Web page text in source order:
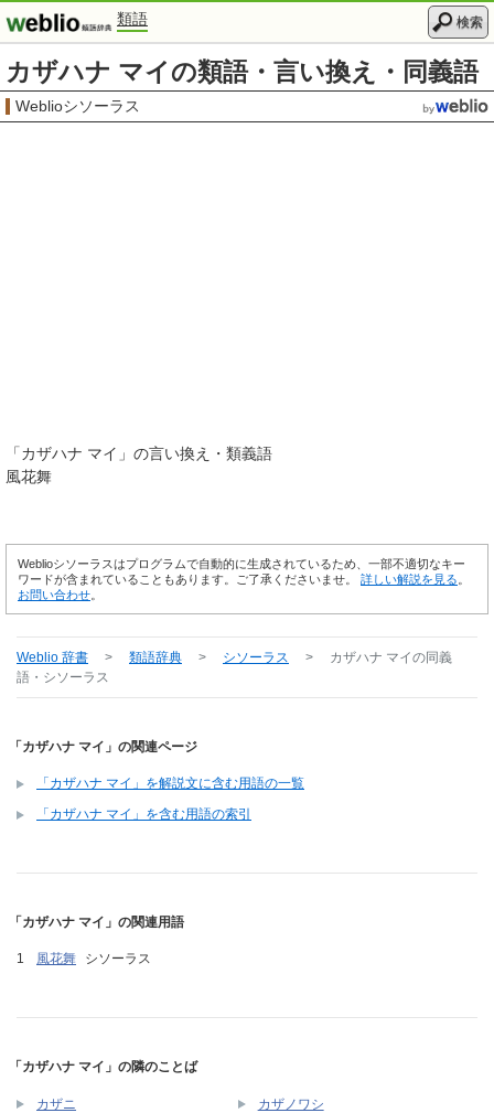
類語 検索
カザハナ マイの類語・言い換え・同義語
Weblioシソーラス
「カザハナ マイ 」の言い換え・類義語
風花舞
Weblioシソーラスはプログラムで自動的に生成されているため、一部不適切なキー
ワードが含まれていることもあります。ご了承くださいませ。 詳しい解説を見る
お問い合わせ
Weblio 辞書 > 類語辞典 > シソーラス > カザハナ マイの同義
語・シソーラス
「カザハナ マイ」の関連ページ
「カザハナ マイ」を解説文に含む用語の一覧
「カザハナ マイ」を含む用語の索引
「カザハナ マイ」の関連用語
風花舞 シソーラス
「カザハナ マイ」の隣のことば
カザニ カザノワシ